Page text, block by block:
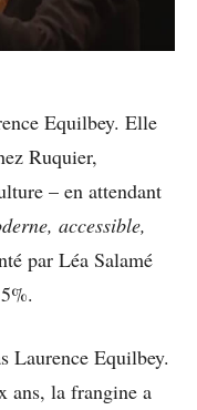
Equilbey. Elle
Ruquier,
– en attendant
accessible,
par Léa Salamé
Laurence Equilbey.
ans, la frangine a